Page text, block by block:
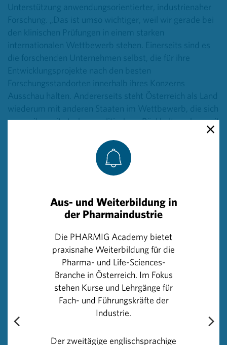
Unterstützung anwendungsorientierter, industrienaher
Forschung. „Das ist umso wichtiger, weil wir gerade bei
den klinischen Prüfungen in einem starken
internationalen Wettbewerb stehen. Einerseits sind es
die forschenden Unternehmen selbst, die für ihre
Entwicklungsprojekte nach den besten
Forschungsstandorten innerhalb ihres Konzerns
Ausschau halten. Andererseits steht Österreich als Land
wiederum mit anderen Staaten im Wettbewerb, die sich
– zuweilen mit starkem politischem Rückhalt – schon seit
Jahren als Standort für Forschung etablieren. Ein solches
Signal, wie es heute vom Wirtschaftsministerium
gesetzt wurde, ist daher hoch erfreulich“, so Herzog.
Unternehmen in den letzten drei Jahren im Durchschnitt
etwa 482 klinische Prüfungen durchgeführt. „Diese Zahl
Prüfungen nach Österreich zu bringen. Davon profitieren
zuallererst die Patientinnen und Patienten, weil sie durch
die Medikamentenentwicklung frühen Zugang zu neuen
Therapien haben. Ebenso profitieren Ärztinnen und
Ärzte, weil sie ihren Patientinnen und Patienten auf dem
neuesten Stand der Wissenschaft behandeln können. Sie
eignen sich zudem ein Know-how an, das sie wiederum
im internationalen Kontext als Fach-Expertinnen und
Experten stärkt. Das wiederum wirkt sich positiv auf die
Aus- und Weiterbildung in
der Pharmaindustrie
Die PHARMIG Academy bietet
praxisnahe Weiterbildung für die
Pharma- und Life-Sciences-
Branche in Österreich. Im Fokus
stehen Kurse und Lehrgänge für
Fach- und Führungskräfte der
Industrie.
Der zweitägige englischsprachige